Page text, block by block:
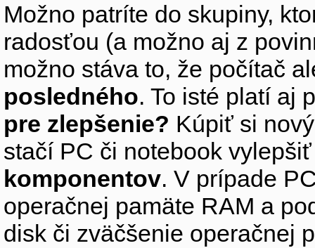
Možno patríte do skupiny,
radosťou (a možno aj z
možno stáva to, že počítač
posledného. To isté platí aj
pre zlepšenie? Kúpiť si
stačí PC či notebook
komponentov. V prípade
operačnej pamäte RAM a
disk či zväčšenie operačnej